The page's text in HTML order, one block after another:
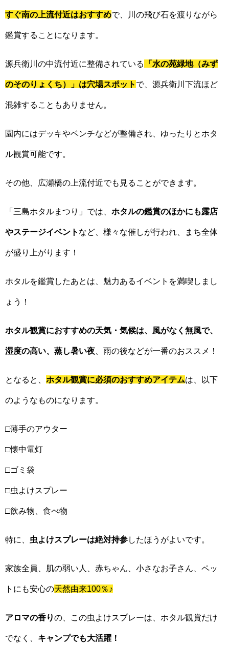
すぐ南の上流付近はおすすめで、川の飛び石を渡りながら
鑑賞することになります。
源兵衛川の中流付近に整備されている 「水の苑緑地（みず
のそのりょくち）」は穴場スポット で、源兵衛川下流ほど
混雑することもありません。
園内にはデッキやベンチなどが整備され、ゆったりとホタ
ル観賞可能です。
その他、広瀬橋の上流付近でも見ることができます。
「三島ホタルまつり」では、 ホタルの鑑賞のほかにも露店
やステージイベント など、様々な催しが行われ、まち全体
が盛り上がります！
ホタルを鑑賞したあとは、魅力あるイベントを満喫しまし
ょう！
ホタル観賞におすすめの天気・気候は、風がなく無風で、
湿度の高い、蒸し暑い夜 、雨の後などが一番のおススメ！
となると、 ホタル観賞に必須のおすすめアイテムは、以下
のようなものになります。
□薄手のアウター
□懐中電灯
□ゴミ袋
□虫よけスプレー
□飲み物、食べ物
特に、 虫よけスプレーは絶対持参したほうがよいです。
家族全員、肌の弱い人、赤ちゃん、小さなお子さん、ペッ
トにも安心の天然由来100％♪
アロマの香りの、この虫よけスプレーは、ホタル観賞だけ
でなく、 キャンプでも大活躍！